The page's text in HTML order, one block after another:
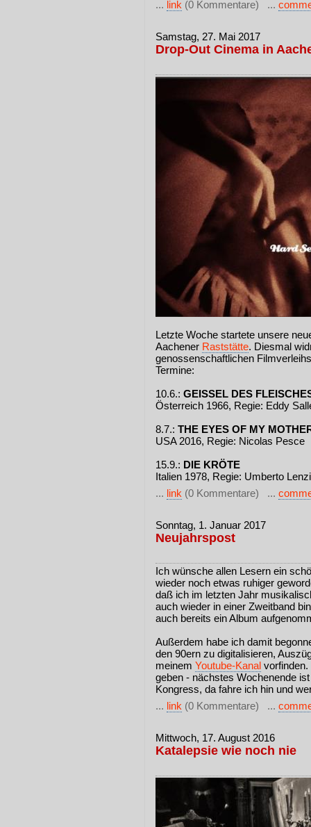
... link (0 Kommentare) ...
Samstag, 27. Mai 2017
Drop-Out Cinema in
Letzte Woche startete unsere
Aachener Raststätte. Diesmal
genossenschaftlichen
Termine:
10.6.: GEISSEL DES
Österreich 1966, Regie: Eddy
8.7.: THE EYES OF MY
USA 2016, Regie: Nicolas Pesce
15.9.: DIE KRÖTE
Italien 1978, Regie: Umberto Lenzi
... link (0 Kommentare) ...
Sonntag, 1. Januar 2017
Neujahrspost
Ich wünsche allen Lesern ein
wieder noch etwas ruhiger
daß ich im letzten Jahr
auch wieder in einer Zweitband
auch bereits ein Album
Außerdem habe ich damit
den 90ern zu digitalisieren,
meinem Youtube-Kanal
geben - nächstes Wochenende
Kongress, da fahre ich hin und
... link (0 Kommentare) ...
Mittwoch, 17. August 2016
Katalepsie wie noch nie